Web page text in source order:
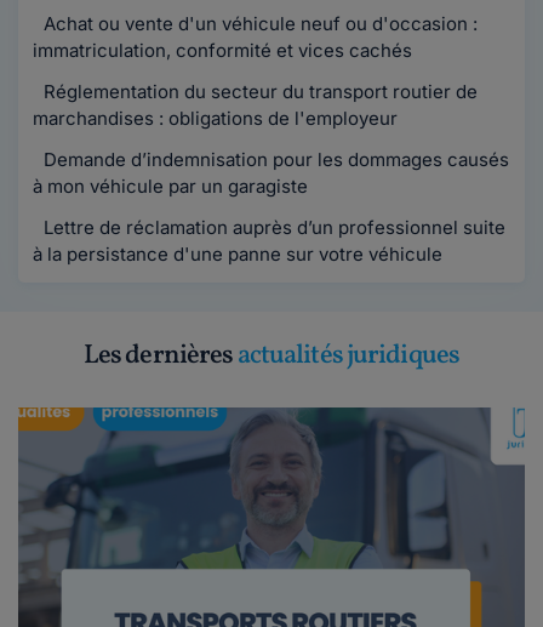
Achat ou vente d'un véhicule neuf ou d'occasion :
immatriculation, conformité et vices cachés
Réglementation du secteur du transport routier de
marchandises : obligations de l'employeur
Demande d’indemnisation pour les dommages causés
à mon véhicule par un garagiste
Lettre de réclamation auprès d’un professionnel suite
à la persistance d'une panne sur votre véhicule
Les dernièresactualités juridiques